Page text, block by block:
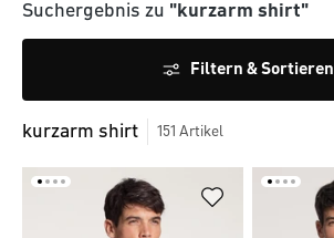
Suchergebnis zu "kurzarm shirt"
Filtern & Sortieren
kurzarm shirt 151 Artikel